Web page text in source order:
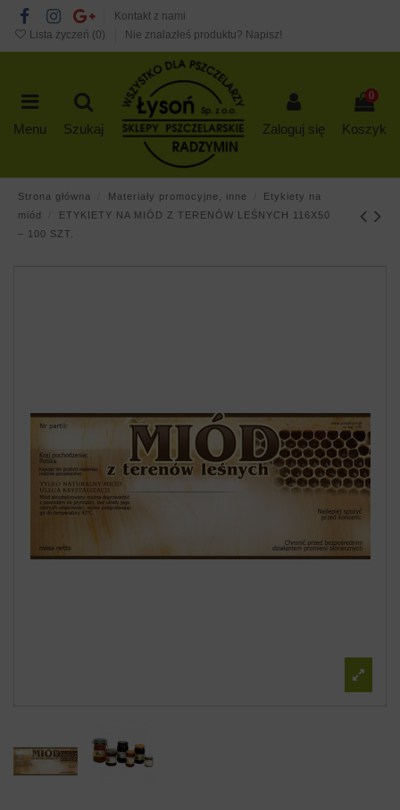
Kontakt z nami
Lista życzeń (0) Nie znalazłeś produktu? Napisz!
Menu Szukaj Zaloguj się
0
Koszyk
Strona główna Materiały promocyjne, inne
Etykiety na
miód
ETYKIETY NA MIÓD Z TERENÓW LEŚNYCH 116X50
– 100 SZT.